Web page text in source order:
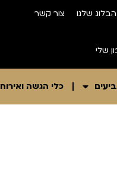
הבלוג שלנו
צור קשר
שלי
כלי הגשה ואירוח